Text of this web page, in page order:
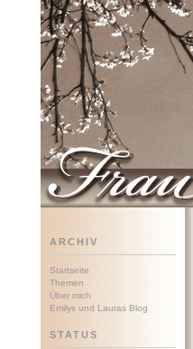
ARCHIV
Startseite
Themen
Über mich
Emilys und Lauras Blog
STATUS